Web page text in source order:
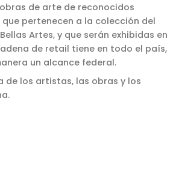
de arte de reconocidos
pertenecen a la colección del
Artes, y que serán exhibidas en
de retail tiene en todo el país,
un alcance federal.
de los artistas, las obras y los